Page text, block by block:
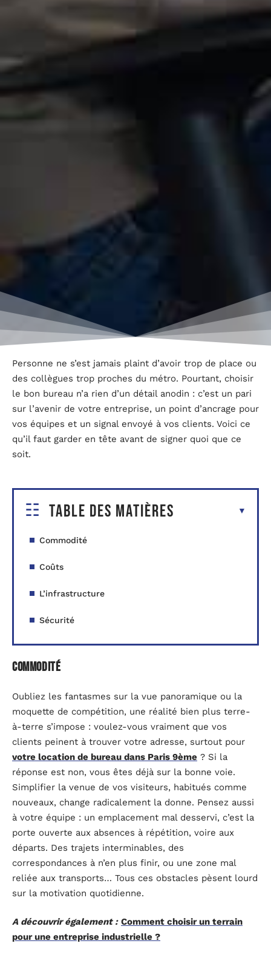
Personne ne s’est jamais plaint d’avoir trop de place ou
des collègues trop proches du métro. Pourtant, choisir
le bon bureau n’a rien d’un détail anodin : c’est un pari
sur l’avenir de votre entreprise, un point d’ancrage pour
vos équipes et un signal envoyé à vos clients. Voici ce
qu’il faut garder en tête avant de signer quoi que ce
soit.
Table des matières
Commodité
Coûts
L’infrastructure
Sécurité
Commodité
Oubliez les fantasmes sur la vue panoramique ou la
moquette de compétition, une réalité bien plus terre-
à-terre s’impose : voulez-vous vraiment que vos
clients peinent à trouver votre adresse, surtout pour
votre location de bureau dans Paris 9ème ? Si la
réponse est non, vous êtes déjà sur la bonne voie.
Simplifier la venue de vos visiteurs, habitués comme
nouveaux, change radicalement la donne. Pensez aussi
à votre équipe : un emplacement mal desservi, c’est la
porte ouverte aux absences à répétition, voire aux
départs. Des trajets interminables, des
correspondances à n’en plus finir, ou une zone mal
reliée aux transports… Tous ces obstacles pèsent lourd
sur la motivation quotidienne.
A découvrir également : Comment choisir un terrain
pour une entreprise industrielle ?